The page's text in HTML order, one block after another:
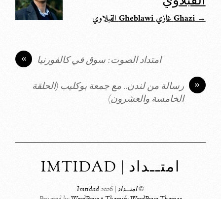
→ Ghazi غازي Gheblawi القبلاوي
« امتداد الصوت: سوق في كالفورنيا
»
رسالة من لندن.. مع جمعة بوكليب (الحلقة
الخامسة والعشرون)
امتــداد | IMTIDAD
©امتــداد | Imtidad 2026